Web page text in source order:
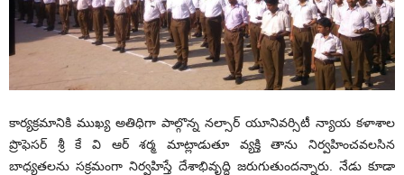
కార్యక్రమానికి ముఖ్య అతిధిగా పాల్గొన్న నల్సార్ యూనివర్సిటీ న్యాయ కళాశాల
ప్రొఫెసర్ శ్రీ కే వి ఆర్ శర్మ మాట్లాడుతూ వ్యక్తి తాను నిర్వహించవలసిన
బాధ్యతలను సక్రమంగా నిర్వహిస్తే దేశాభివృద్ధి జరుగుతుందన్నారు. నేడు కూడా